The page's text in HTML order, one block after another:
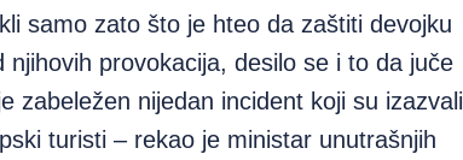
samo zato što je hteo da zaštiti devojku
njihovih provokacija, desilo se i to da juče
zabeležen nijedan incident koji su izazvali
turisti – rekao je ministar unutrašnjih